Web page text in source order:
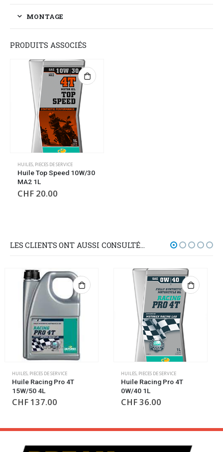
MONTAGE
PRODUITS ASSOCIÉS
HUILES, PIECES DE SERVICE
Huile Top Speed 10W/30
MA2 1L
CHF 20.00
LES CLIENTS ONT AUSSI CONSULTÉ…
HUILES,PIECES DE SERVICE
Huile Racing Pro 4T
0W/40 1L
CHF36.00
HUILES,PIECES DE SERVICE
Huile Power Synth 2T 1L
CHF24.00